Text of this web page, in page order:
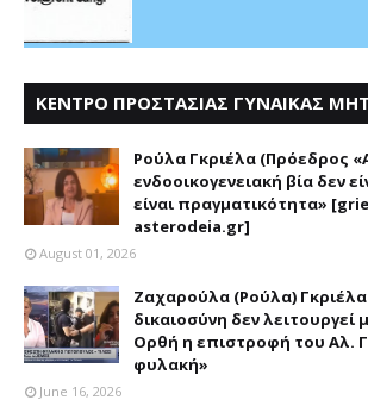
ΚΕΝΤΡΟ ΠΡΟΣΤΑΣΙΑΣ ΓΥΝΑΙΚΑΣ
Ρούλα Γκριέλα (Πρόεδρος
ενδοοικογενειακή βία δεν
είναι πραγματικότητα»
asterodeia.gr]
August 01, 2026
Ζαχαρούλα (Ρούλα)
δικαιοσύνη δεν λειτουργεί
Ορθή η επιστροφή του Αλ.
φυλακή»
June 16, 2026